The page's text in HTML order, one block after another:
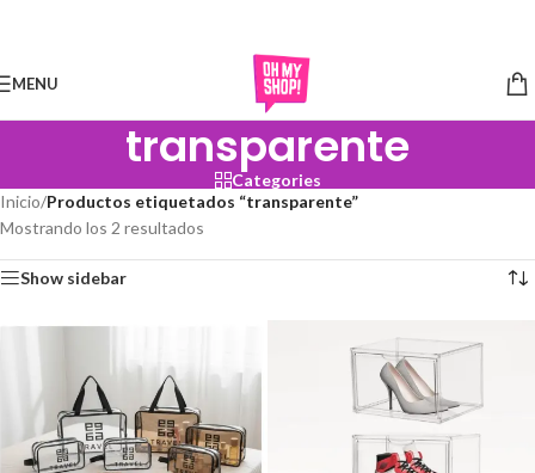
MENU
transparente
Categories
Inicio/Productos etiquetados “transparente”
Mostrando los 2 resultados
Show sidebar